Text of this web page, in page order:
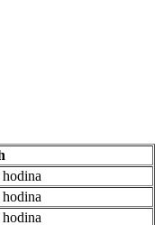
hodina
hodina